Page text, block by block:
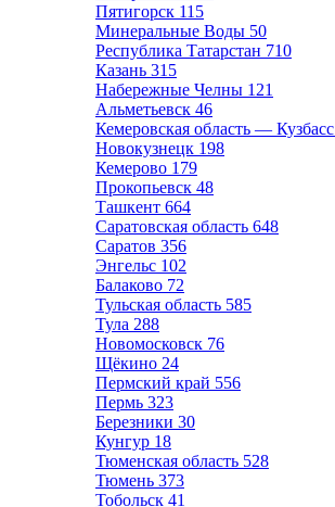
Пятигорск 115
Минеральные Воды 50
Республика Татарстан 710
Казань 315
Набережные Челны 121
Альметьевск 46
Кемеровская область — Кузбасс
Новокузнецк 198
Кемерово 179
Прокопьевск 48
Ташкент 664
Саратовская область 648
Саратов 356
Энгельс 102
Балаково 72
Тульская область 585
Тула 288
Новомосковск 76
Щёкино 24
Пермский край 556
Пермь 323
Березники 30
Кунгур 18
Тюменская область 528
Тюмень 373
Тобольск 41